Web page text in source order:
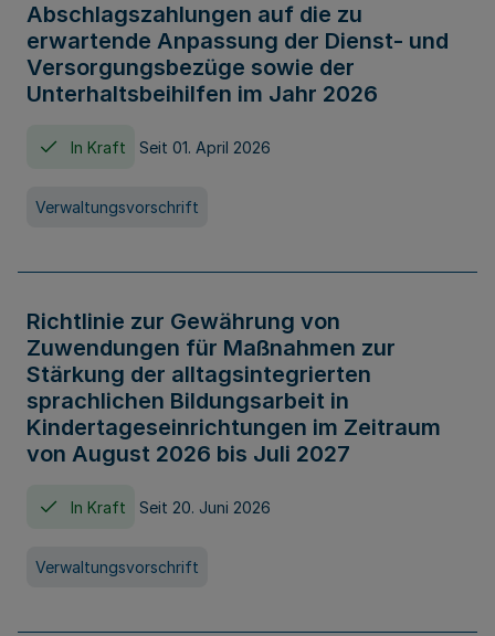
Abschlagszahlungen auf die zu
erwartende Anpassung der Dienst- und
Versorgungsbezüge sowie der
Unterhaltsbeihilfen im Jahr 2026
In Kraft Seit 01. April 2026
Verwaltungsvorschrift
Richtlinie zur Gewährung von
Zuwendungen für Maßnahmen zur
Stärkung der alltagsintegrierten
sprachlichen Bildungsarbeit in
Kindertageseinrichtungen im Zeitraum
von August 2026 bis Juli 2027
In Kraft Seit 20. Juni 2026
Verwaltungsvorschrift